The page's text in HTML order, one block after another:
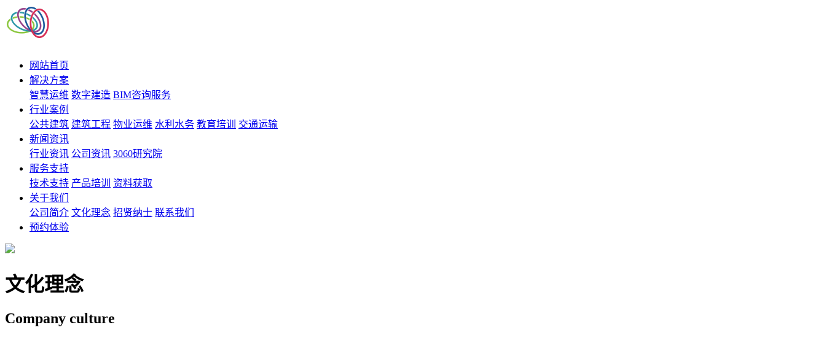
网站首页
解决方案
智慧运维 数字建造 BIM咨询服务
行业案例
公共建筑 建筑工程 物业运维 水利水务 教育培训
交通运输
新闻资讯
行业资讯 公司资讯 3060研究院
服务支持
技术支持 产品培训
资料获取
关于我们
公司简介 文化理念 招贤纳士 联系我们
预约体验
文化理念
Company culture